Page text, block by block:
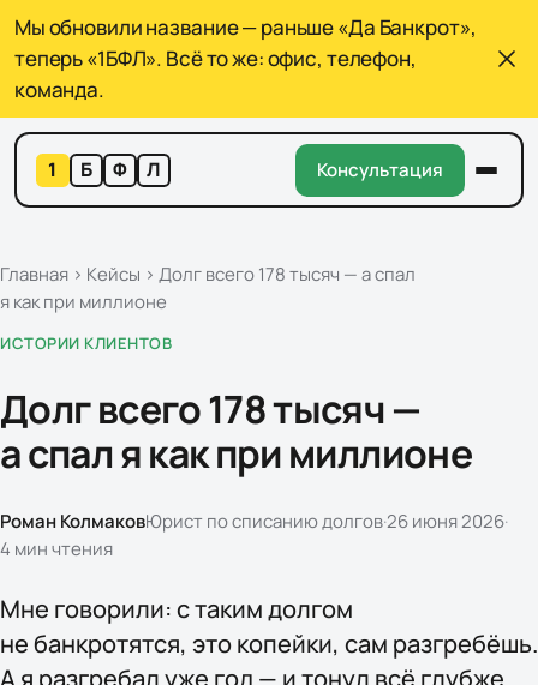
Мы обновили название — раньше «Да Банкрот»,
теперь «1БФЛ». Всё то же: офис, телефон,
команда.
1 Б Ф Л Консультация
Главная › Кейсы › Долг всего 178 тысяч — а спал
я как при миллионе
ИСТОРИИ КЛИЕНТОВ
Долг всего 178 тысяч —
а спал я как при миллионе
Роман КолмаковЮрист по списанию долгов·26 июня 2026·
4 мин чтения
Мне говорили: с таким долгом
не банкротятся, это копейки, сам разгребёшь.
А я разгребал уже год — и тонул всё глубже.